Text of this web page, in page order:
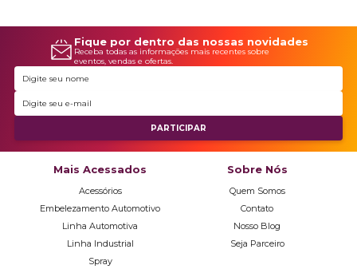
Fique por dentro das nossas novidades
Receba todas as informações mais recentes sobre
eventos, vendas e ofertas.
Mais Acessados
Acessórios
Embelezamento Automotivo
Linha Automotiva
Linha Industrial
Spray
Sobre Nós
Quem Somos
Contato
Nosso Blog
Seja Parceiro